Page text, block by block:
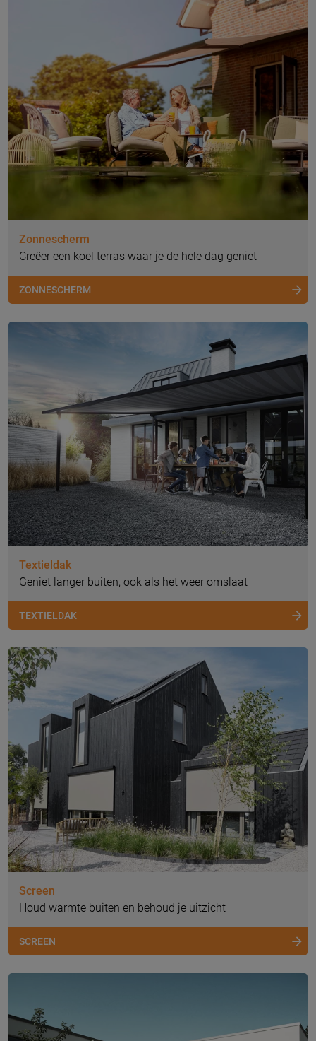
Zonnescherm
Creëer een koel terras waar je de hele dag geniet
ZONNESCHERM
Textieldak
Geniet langer buiten, ook als het weer omslaat
TEXTIELDAK
Screen
Houd warmte buiten en behoud je uitzicht
SCREEN